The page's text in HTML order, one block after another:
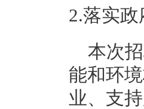
2.落实
本次
能和环
业、支